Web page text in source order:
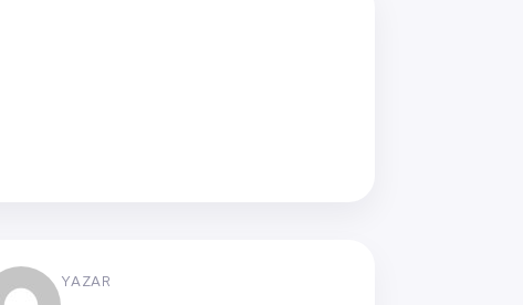
YAZAR